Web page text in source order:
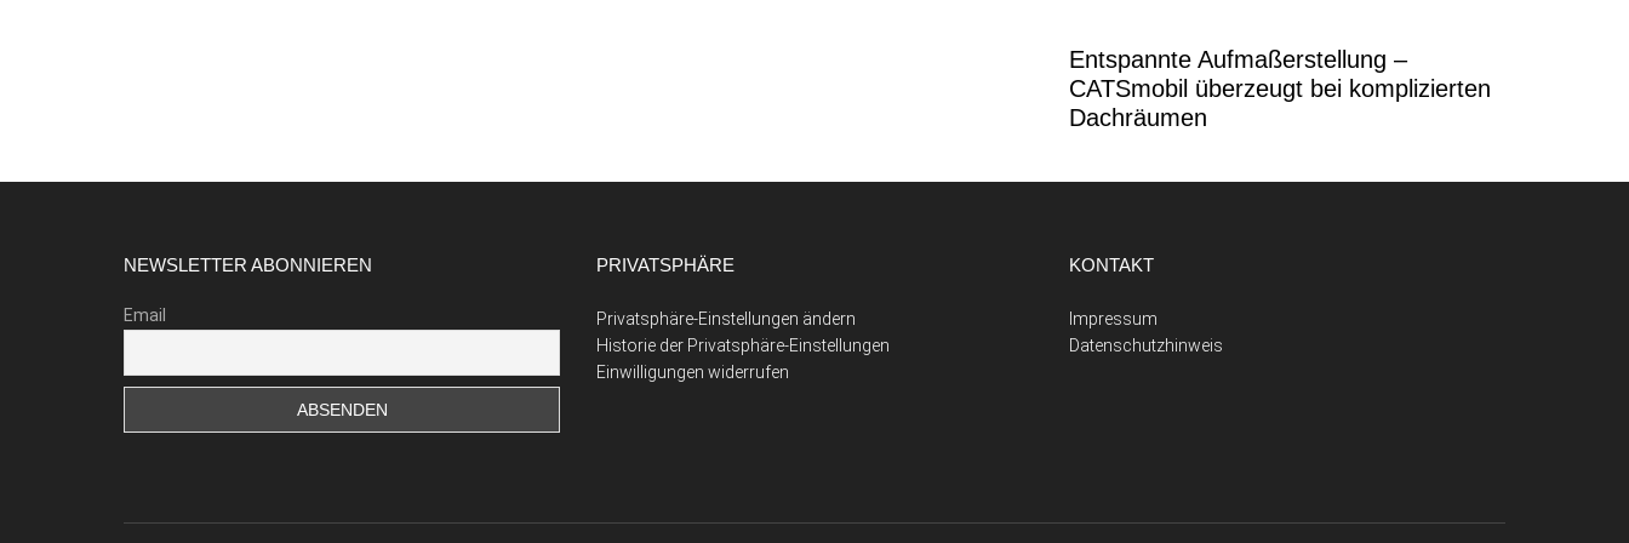
Entspannte Aufmaßerstellung –
CATSmobil überzeugt bei komplizierten
Dachräumen
NEWSLETTER ABONNIEREN
Email
PRIVATSPHÄRE
Privatsphäre-Einstellungen ändern
Historie der Privatsphäre-Einstellungen
Einwilligungen widerrufen
KONTAKT
Impressum
Datenschutzhinweis